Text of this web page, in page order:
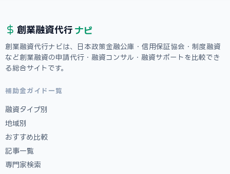
創業融資代行 ナビ
創業融資代行ナビは、日本政策金融公庫・信用保証協会・制度融資
など創業融資の申請代行・融資コンサル・融資サポートを比較でき
る総合サイトです。
補助金ガイド一覧
融資タイプ別
地域別
おすすめ比較
記事一覧
専門家検索